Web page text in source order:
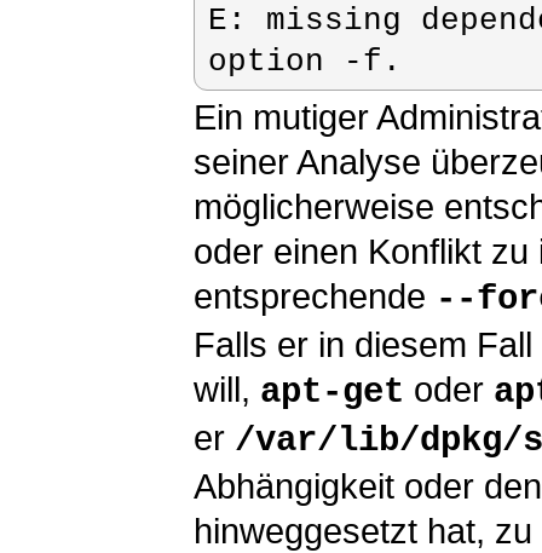
E: missing
Ein mutiger
seiner Analyse
möglicherweise
oder einen Konflikt
entsprechende --
Falls er in diesem
will, apt-get oder
er /var/lib/dpkg/
Abhängigkeit oder
hinweggesetzt hat,